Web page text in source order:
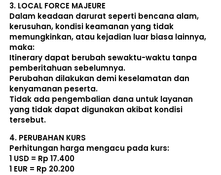
3. LOCAL FORCE MAJEURE
Dalam keadaan darurat seperti bencana alam,
kerusuhan, kondisi keamanan yang tidak
memungkinkan, atau kejadian luar biasa lainnya,
maka:
Itinerary dapat berubah sewaktu-waktu tanpa
pemberitahuan sebelumnya.
Perubahan dilakukan demi keselamatan dan
kenyamanan peserta.
Tidak ada pengembalian dana untuk layanan
yang tidak dapat digunakan akibat kondisi
tersebut.
4. PERUBAHAN KURS
Perhitungan harga mengacu pada kurs:
1 USD = Rp 17.400
1 EUR = Rp 20.200